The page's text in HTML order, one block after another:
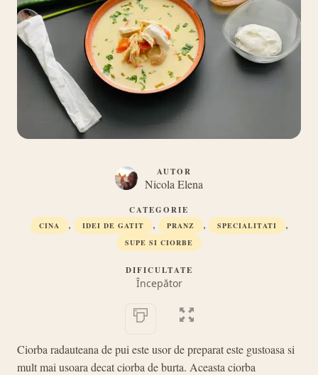
AUTOR
Nicola Elena
CATEGORIE
CINA , IDEI DE GATIT , PRANZ , SPECIALITATI ,
SUPE SI CIORBE
DIFICULTATE
Începător
Ciorba radauteana de pui este usor de preparat este gustoasa si
mult mai usoara decat ciorba de burta. Aceasta ciorba